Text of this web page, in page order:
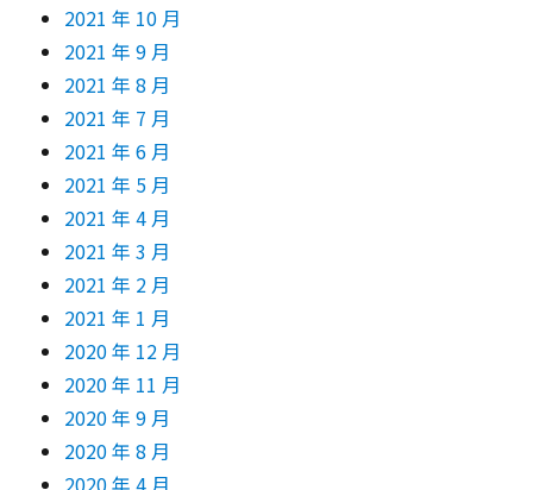
2021 年 10 月
2021 年 9 月
2021 年 8 月
2021 年 7 月
2021 年 6 月
2021 年 5 月
2021 年 4 月
2021 年 3 月
2021 年 2 月
2021 年 1 月
2020 年 12 月
2020 年 11 月
2020 年 9 月
2020 年 8 月
2020 年 4 月